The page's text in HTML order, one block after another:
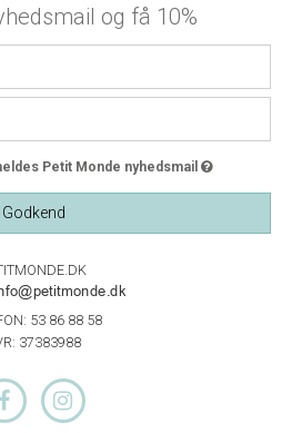
og få 10%
Petit Monde nyhedsmail
Godkend
53 86 88 58
37383988